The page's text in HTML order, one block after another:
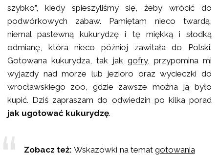
szybko”, kiedy spieszyliśmy się, żeby wrócić do
podwórkowych zabaw. Pamiętam nieco twardą,
niemal pastewną kukurydzę i tę miękką i słodką
odmianę, która nieco później zawitała do Polski.
Gotowana kukurydza, tak jak gofry, przypomina mi
wyjazdy nad morze lub jezioro oraz wycieczki do
wrocławskiego zoo, gdzie zawsze można ją było
kupić. Dziś zapraszam do odwiedzin po kilka porad
jak ugotować kukurydzę.
Zobacz też:Wskazówki na temat gotowania